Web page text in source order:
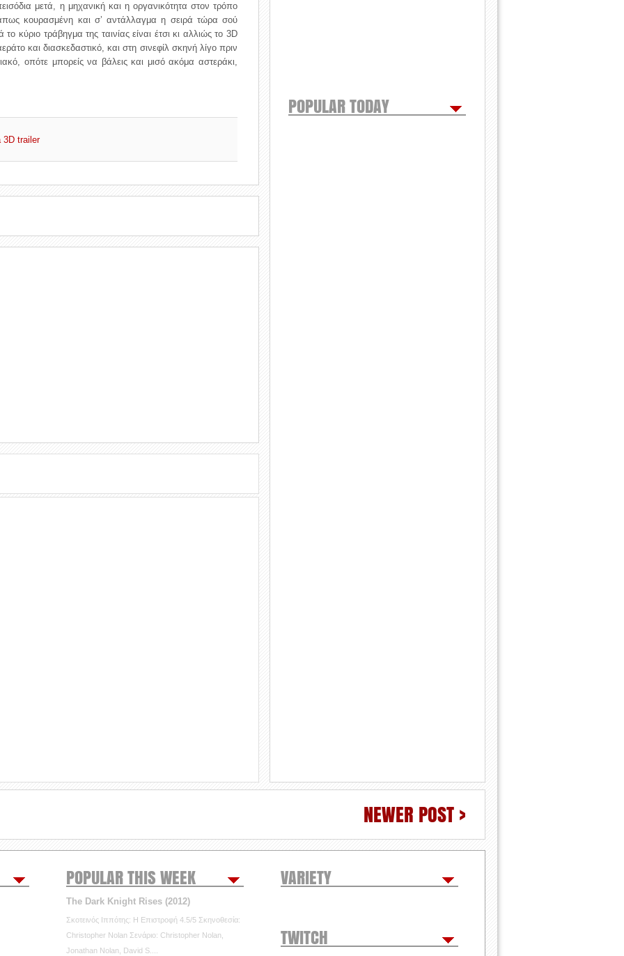
μετά, η μηχανική και η οργανικότητα στον τρόπο
κουρασμένη και σ’ αντάλλαγμα η σειρά τώρα σού
κύριο τράβηγμα της ταινίας είναι έτσι κι αλλιώς το 3D
και διασκεδαστικό, και στη σινεφίλ σκηνή λίγο πριν
οπότε μπορείς να βάλεις και μισό ακόμα αστεράκι,
3D trailer
NEWER POST >
POPULAR TODAY
POPULAR THIS WEEK
The Dark Knight Rises (2012)
Σκοτεινός Ιππότης: Η Επιστροφή 4.5/5 Σκηνοθεσία:
Christopher Nolan Σενάριο: Christopher Nolan,
Jonathan Nolan, David S....
VARIETY
TWITCH